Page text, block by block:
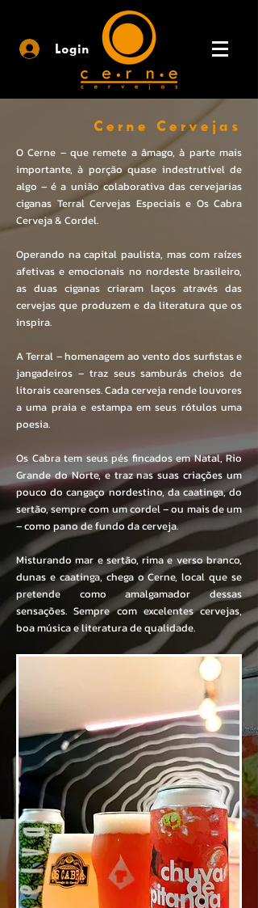
Login
Cerne Cervejas
O Cerne – que remete a âmago, à parte mais
importante, à porção quase indestrutível de
algo – é a união colaborativa das cervejarias
ciganas Terral Cervejas Especiais e Os Cabra
Cerveja & Cordel.
Operando na capital paulista, mas com raízes
afetivas e emocionais no nordeste brasileiro,
as duas ciganas criaram laços através das
cervejas que produzem e da literatura que os
inspira.
A Terral – homenagem ao vento dos surfistas e
jangadeiros – traz seus samburás cheios de
litorais cearenses. Cada cerveja rende louvores
a uma praia e estampa em seus rótulos uma
poesia.
Os Cabra tem seus pés fincados em Natal, Rio
Grande do Norte, e traz nas suas criações um
pouco do cangaço nordestino, da caatinga, do
sertão, sempre com um cordel – ou mais de um
– como pano de fundo da cerveja.
Misturando mar e sertão, rima e verso branco,
dunas e caatinga, chega o Cerne, local que se
pretende como amalgamador dessas
sensações. Sempre com excelentes cervejas,
boa música e literatura de qualidade.